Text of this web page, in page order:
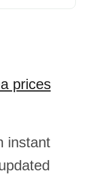
prices
instant